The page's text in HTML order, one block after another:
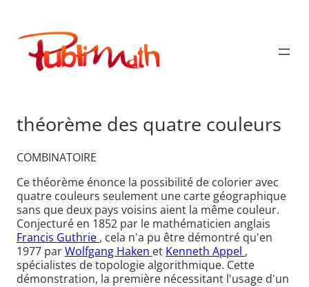
contenu
Publimath
théorème des quatre couleurs
COMBINATOIRE
Ce théorème énonce la possibilité de colorier avec
quatre couleurs seulement une carte géographique
sans que deux pays voisins aient la même couleur.
Conjecturé en 1852 par le mathématicien anglais
Francis Guthrie , cela n'a pu être démontré qu'en
1977 parWolfgang Haken et Kenneth Appel ,
spécialistes de topologie algorithmique. Cette
démonstration, la première nécessitant l'usage d'un